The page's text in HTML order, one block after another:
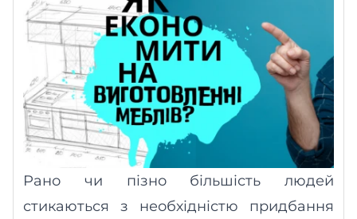
Рано чи пізно більшість людей
стикаються з необхідністю придбання